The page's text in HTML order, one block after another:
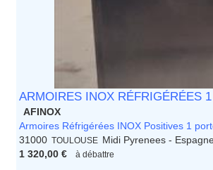
ARMOIRES INOX RÉFRIGÉRÉES
AFINOX
Armoires Réfrigérées INOX Positives 1
31000 TOULOUSE Midi Pyrenees -
1 320,00 €
à débattre